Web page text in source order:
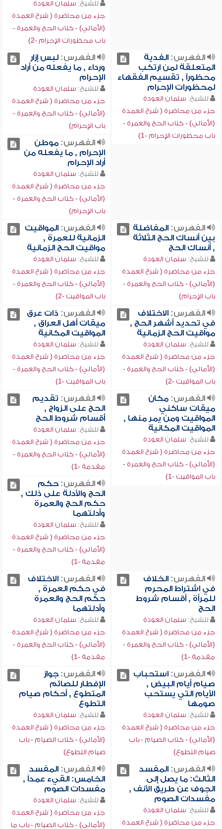
للشيخ: سلمان العودة
جزء من محاضرة ( شرح العمدة
(الأمالي) - كتاب الحج والعمرة -
باب محظورات الإحرام -2)
الفهرس:الفدية
المتعلقة لمن ارتكب
محظوراً , تقسيم الفقهاء
لمحظورات الإحرام
للشيخ: سلمان العودة
جزء من محاضرة ( شرح العمدة
(الأمالي) - كتاب الحج والعمرة -
باب محظورات الإحرام -1)
الفهرس:لبس إزار
ورداء , ما يفعله من أراد
الإحرام
للشيخ: سلمان العودة
جزء من محاضرة ( شرح العمدة
(الأمالي) - كتاب الحج والعمرة -
باب الإحرام)
الفهرس:موطن
الإحرام , ما يفعله من
أراد الإحرام
للشيخ: سلمان العودة
جزء من محاضرة ( شرح العمدة
(الأمالي) - كتاب الحج والعمرة -
باب الإحرام)
الفهرس:المفاضلة
بين أنساك الحج الثلاثة
, أنساك الحج
للشيخ: سلمان العودة
جزء من محاضرة ( شرح العمدة
(الأمالي) - كتاب الحج والعمرة -
باب الإحرام)
الفهرس:المواقيت
الزمانية للعمرة ,
مواقيت الحج الزمانية
للشيخ: سلمان العودة
جزء من محاضرة ( شرح العمدة
(الأمالي) - كتاب الحج والعمرة -
باب المواقيت -2)
الفهرس:الاختلاف
في تحديد أشهر الحج ,
مواقيت الحج الزمانية
للشيخ: سلمان العودة
جزء من محاضرة ( شرح العمدة
(الأمالي) - كتاب الحج والعمرة -
باب المواقيت -2)
الفهرس: ذات عرق
ميقات أهل العراق ,
المواقيت المكانية
للشيخ: سلمان العودة
جزء من محاضرة ( شرح العمدة
(الأمالي) - كتاب الحج والعمرة -
باب المواقيت -1)
الفهرس:مكان
ميقات ساكني
المواقيت ومن يمر منها ,
المواقيت المكانية
للشيخ: سلمان العودة
جزء من محاضرة ( شرح العمدة
(الأمالي) - كتاب الحج والعمرة -
باب المواقيت -1)
الفهرس: تقديم
الحج على الزواج ,
أقسام شروط الحج
للشيخ: سلمان العودة
جزء من محاضرة ( شرح العمدة
(الأمالي) - كتاب الحج والعمرة -
مقدمة -1)
الفهرس:حكم
الحج والأدلة على ذلك ,
حكم الحج والعمرة
وأدلتهما
للشيخ: سلمان العودة
جزء من محاضرة ( شرح العمدة
(الأمالي) - كتاب الحج والعمرة -
مقدمة -1)
الفهرس:الخلاف
في اشتراط المحرم
للمرأة , أقسام شروط
الحج
للشيخ: سلمان العودة
جزء من محاضرة ( شرح العمدة
(الأمالي) - كتاب الحج والعمرة -
مقدمة -1)
الفهرس:الاختلاف
في حكم العمرة ,
حكم الحج والعمرة
وأدلتهما
للشيخ: سلمان العودة
جزء من محاضرة ( شرح العمدة
(الأمالي) - كتاب الحج والعمرة -
مقدمة -1)
الفهرس:استحباب
صيام أيام البيض ,
الأيام التي يستحب
صومها
للشيخ: سلمان العودة
جزء من محاضرة ( شرح العمدة
(الأمالي) - كتاب الصيام - باب
صيام التطوع)
الفهرس:جواز
الإفطار للصائم
المتطوع , أحكام صيام
التطوع
للشيخ: سلمان العودة
جزء من محاضرة ( شرح العمدة
(الأمالي) - كتاب الصيام - باب
صيام التطوع)
الفهرس:المفسد
الثالث: ما يصل إلى
الجوف عن طريق الأنف ,
مفسدات الصوم
للشيخ: سلمان العودة
جزء من محاضرة ( شرح العمدة
الفهرس:المفسد
الخامس: القيء عمداً ,
مفسدات الصوم
للشيخ: سلمان العودة
جزء من محاضرة ( شرح العمدة
(الأمالي) - كتاب الصيام - باب ما